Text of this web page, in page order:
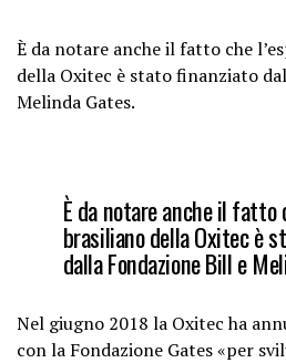
È da notare anche il fatto che
della Oxitec è stato finanziato
Melinda Gates.
È da notare anche il fatto
brasiliano della Oxitec è
dalla Fondazione Bill e
Nel giugno 2018 la Oxitec ha
con la Fondazione Gates «per